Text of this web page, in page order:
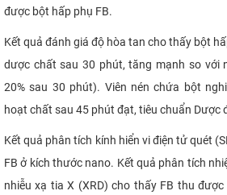
được bột hấp phụ FB.
Kết quả đánh giá độ hòa tan cho thấy bột
dược chất sau 30 phút, tăng mạnh so với
20% sau 30 phút). Viên nén chứa bột
hoạt chất sau 45 phút đạt, tiêu chuẩn Dược
Kết quả phân tích kính hiển vi điện tử quét
FB ở kích thước nano. Kết quả phân tích
nhiễu xạ tia X (XRD) cho thấy FB thu